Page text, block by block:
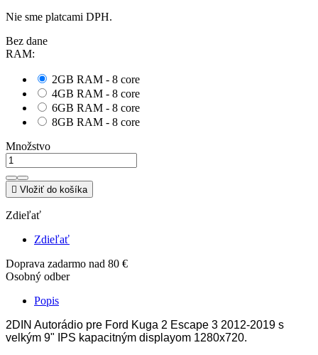
Nie sme platcami DPH.
Bez dane
RAM:
2GB RAM - 8 core
4GB RAM - 8 core
6GB RAM - 8 core
8GB RAM - 8 core
Množstvo
 Vložiť do košíka
Zdieľať
Zdieľať
Doprava zadarmo nad 80 €
Osobný odber
Popis
2DIN Autorádio pre Ford Kuga 2 Escape 3 2012-2019 s
velkým 9" IPS kapacitným displayom 1280x720.